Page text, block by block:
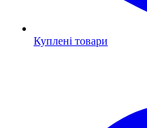
Куплені товари